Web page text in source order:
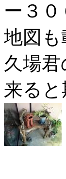
ー３０
地図
久場
来ると